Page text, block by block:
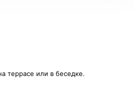
террасе или в беседке.